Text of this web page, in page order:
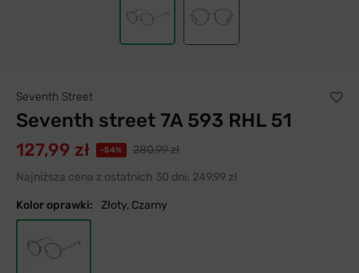
Seventh Street
Seventh street 7A 593 RHL 51
127,99 zł -54%
280,99 zł
Najniższa cena z ostatnich 30 dni: 249,99 zł
Kolor oprawki: Złoty, Czarny